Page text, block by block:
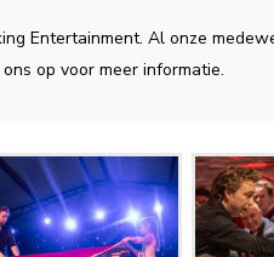
Entertainment. Al onze
op voor meer informatie.